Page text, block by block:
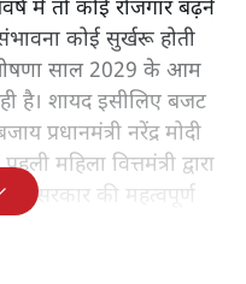
में तो कोई रोजगार बढ़ने
कोई सुर्खरू होती
साल 2029 के आम
है। शायद इसीलिए बजट
प्रधानमंत्री नरेंद्र मोदी
महिला वित्तमंत्री द्वारा
सरकार की महत्वपूर्ण